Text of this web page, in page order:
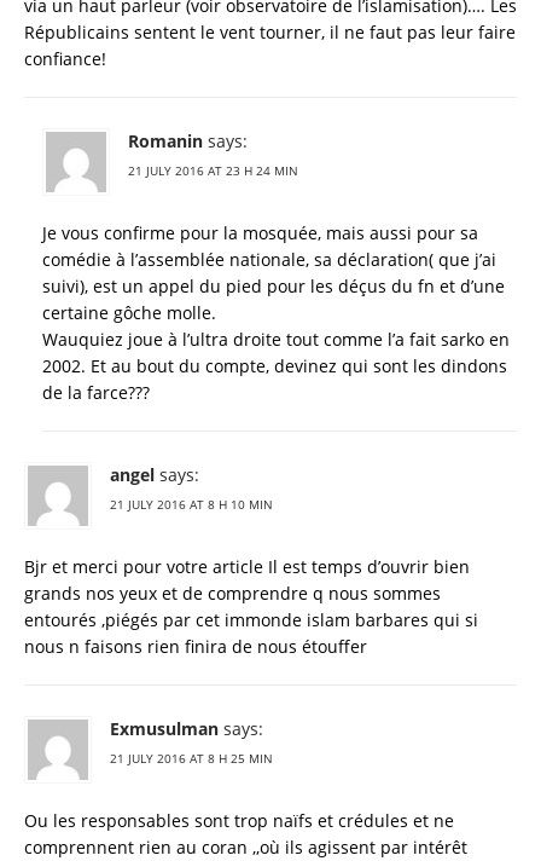
via un haut parleur (voir observatoire de l’islamisation)…. Les
Républicains sentent le vent tourner, il ne faut pas leur faire
confiance!
Romanin says:
21 JULY 2016 AT 23 H 24 MIN
Je vous confirme pour la mosquée, mais aussi pour sa
comédie à l’assemblée nationale, sa déclaration( que j’ai
suivi), est un appel du pied pour les déçus du fn et d’une
certaine gôche molle.
Wauquiez joue à l’ultra droite tout comme l’a fait sarko en
2002. Et au bout du compte, devinez qui sont les dindons
de la farce???
angel says:
21 JULY 2016 AT 8 H 10 MIN
Bjr et merci pour votre article Il est temps d’ouvrir bien
grands nos yeux et de comprendre q nous sommes
entourés ,piégés par cet immonde islam barbares qui si
nous n faisons rien finira de nous étouffer
Exmusulman says:
21 JULY 2016 AT 8 H 25 MIN
Ou les responsables sont trop naïfs et crédules et ne
comprennent rien au coran ,,où ils agissent par intérêt